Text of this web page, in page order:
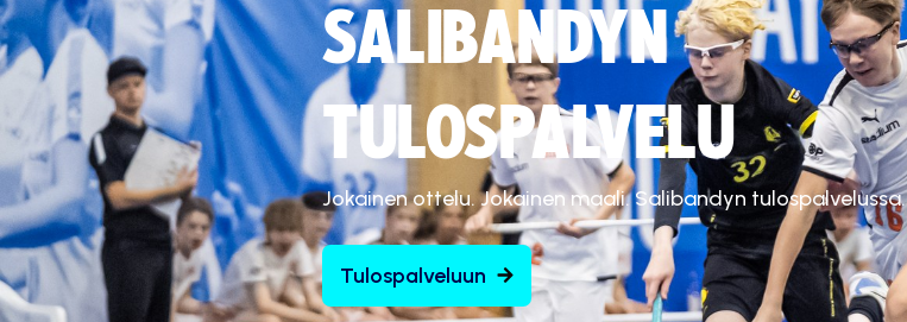
SALIBANDYN
TULOSPALVELU
Jokainen ottelu. Jokainen maali. Salibandyn tulospalvelussa.
Tulospalveluun